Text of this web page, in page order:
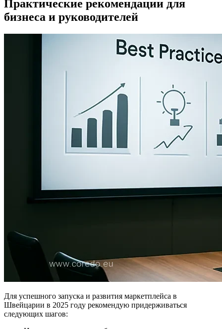
Практические рекомендации для
бизнеса и руководителей
Для успешного запуска и развития маркетплейса в
Швейцарии в 2025 году рекомендую придерживаться
следующих шагов: